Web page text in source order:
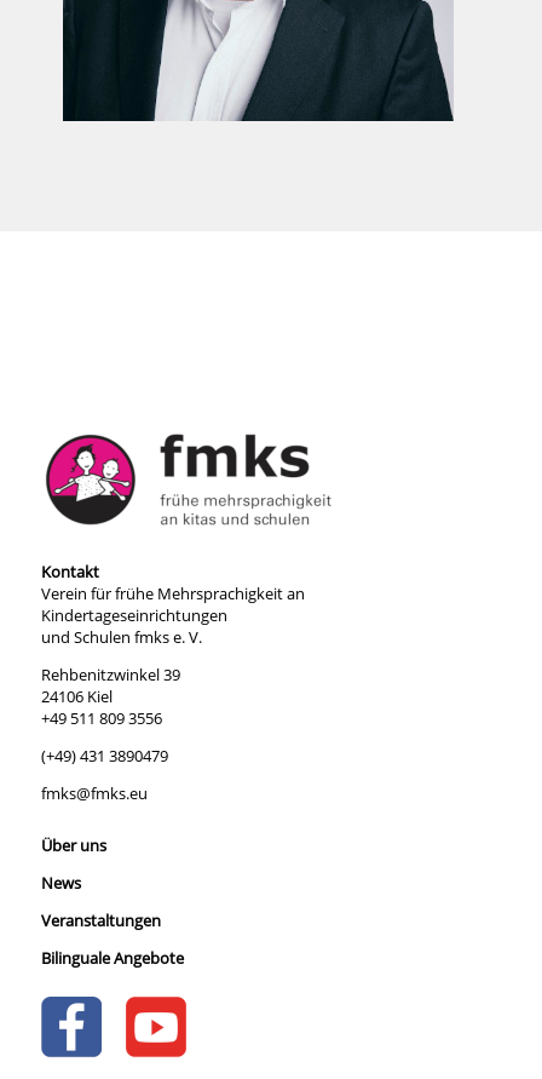
Kontakt
Verein für frühe Mehrsprachigkeit an
Kindertageseinrichtungen
und Schulen fmks e. V.
Rehbenitzwinkel 39
24106 Kiel
+49 511 809 3556
(+49) 431 3890479
fmks@fmks.eu
Über uns
News
Veranstaltungen
Bilinguale Angebote